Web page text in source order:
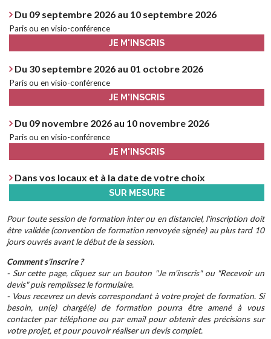
Du 09 septembre 2026 au 10 septembre 2026
Paris ou en visio-conférence
JE M'INSCRIS
Du 30 septembre 2026 au 01 octobre 2026
Paris ou en visio-conférence
JE M'INSCRIS
Du 09 novembre 2026 au 10 novembre 2026
Paris ou en visio-conférence
JE M'INSCRIS
Dans vos locaux et à la date de votre choix
SUR MESURE
Pour toute session de formation inter ou en distanciel, l'inscription doit
être validée (convention de formation renvoyée signée) au plus tard 10
jours ouvrés avant le début de la session.
Comment s'inscrire ?
- Sur cette page, cliquez sur un bouton "Je m'inscris" ou "Recevoir un
devis" puis remplissez le formulaire.
- Vous recevrez un devis correspondant à votre projet de formation. Si
besoin, un(e) chargé(e) de formation pourra être amené à vous
contacter par téléphone ou par email pour obtenir des précisions sur
votre projet, et pour pouvoir réaliser un devis complet.